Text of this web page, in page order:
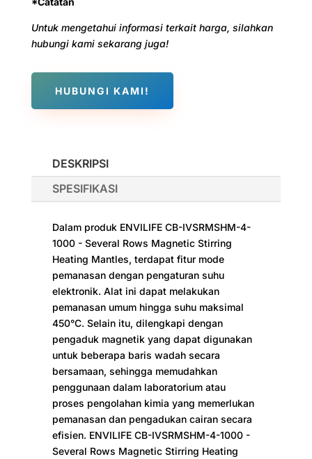
Untuk mengetahui informasi terkait harga, silahkan
hubungi kami sekarang juga!
HUBUNGI KAMI!
DESKRIPSI
SPESIFIKASI
Dalam produk ENVILIFE CB-IVSRMSHM-4-
1000 - Several Rows Magnetic Stirring
Heating Mantles, terdapat fitur mode
pemanasan dengan pengaturan suhu
elektronik. Alat ini dapat melakukan
pemanasan umum hingga suhu maksimal
450°C. Selain itu, dilengkapi dengan
pengaduk magnetik yang dapat digunakan
untuk beberapa baris wadah secara
bersamaan, sehingga memudahkan
penggunaan dalam laboratorium atau
proses pengolahan kimia yang memerlukan
pemanasan dan pengadukan cairan secara
efisien. ENVILIFE CB-IVSRMSHM-4-1000 -
Several Rows Magnetic Stirring Heating